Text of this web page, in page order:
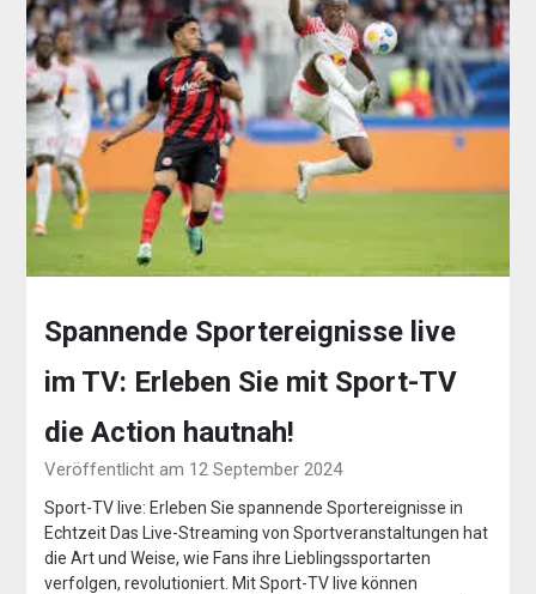
Spannende Sportereignisse live
im TV: Erleben Sie mit Sport-TV
die Action hautnah!
Veröffentlicht am 12 September 2024
Sport-TV live: Erleben Sie spannende Sportereignisse in
Echtzeit Das Live-Streaming von Sportveranstaltungen hat
die Art und Weise, wie Fans ihre Lieblingssportarten
verfolgen, revolutioniert. Mit Sport-TV live können